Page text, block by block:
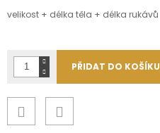
velikost + délka těla + délka rukávů
PŘIDAT DO KOŠÍKU